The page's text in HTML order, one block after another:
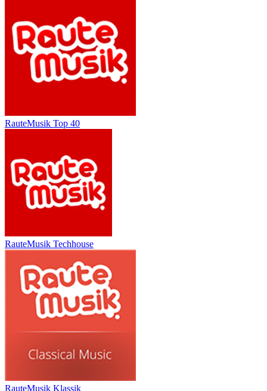
RauteMusik Top 40
RauteMusik Techhouse
RauteMusik Klassik